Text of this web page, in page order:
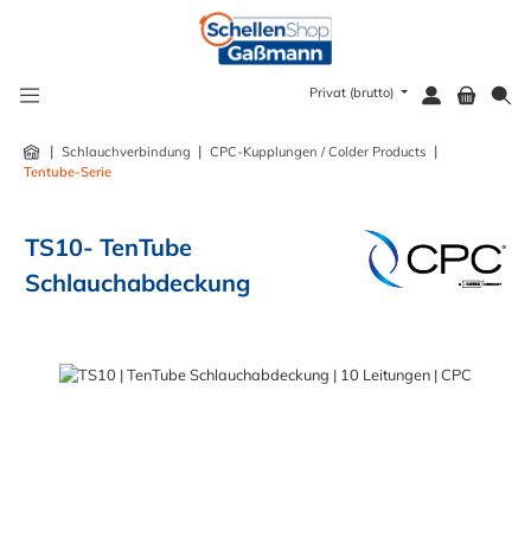
Privat (brutto)
| Schlauchverbindung | CPC-Kupplungen / Colder Products |
Tentube-Serie
TS10- TenTube
Schlauchabdeckung
Bildergalerie überspringen